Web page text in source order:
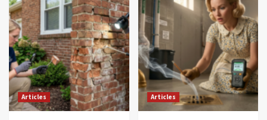
Articles Articles